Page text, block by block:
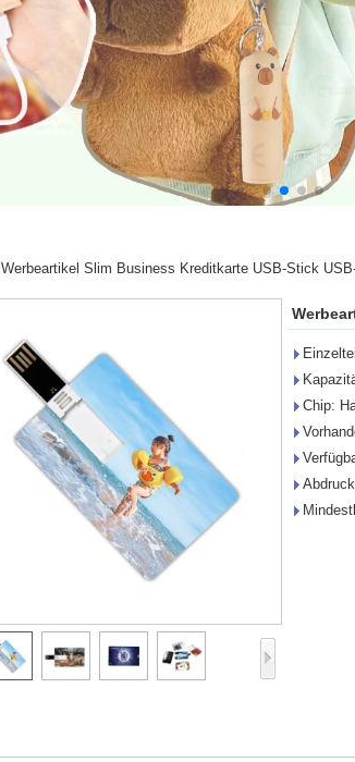
Werbeartikel Slim Business Kreditkarte USB-Stick
Chip: